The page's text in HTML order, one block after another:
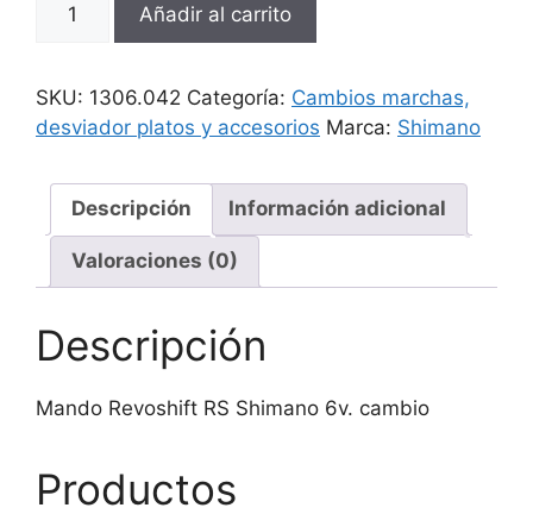
Revoshift
Shimano
6v.
cantidad
Añadir al carrito
SKU: 1306.042 Categoría: Cambios marchas,
desviador platos y accesorios Marca: Shimano
Descripción Información adicional
Valoraciones (0)
Descripción
Mando Revoshift RS Shimano 6v. cambio
Productos